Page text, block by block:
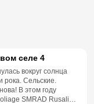
селе 4
вокруг солнца
году
Rusali